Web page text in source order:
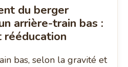
du berger
arrière-train bas :
bas, selon la gravité et